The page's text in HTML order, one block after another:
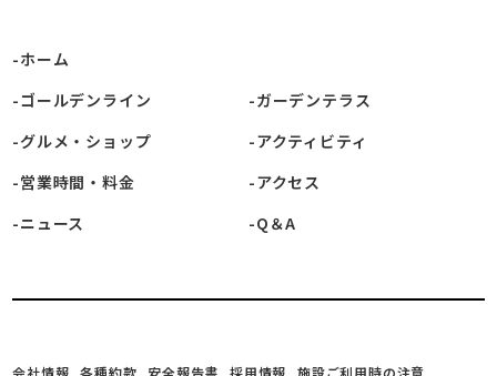
ホーム
ゴールデンライン
ガーデンテラス
グルメ・ショップ
アクティビティ
営業時間・料金
アクセス
ニュース
Q＆A